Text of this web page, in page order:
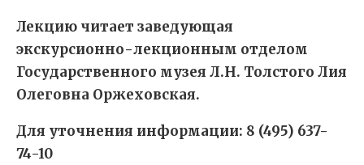
Лекцию читает заведующая
экскурсионно-лекционным отделом
Государственного музея Л.Н. Толстого Лия
Олеговна Оржеховская.
Для уточнения информации: 8 (495) 637-
74-10